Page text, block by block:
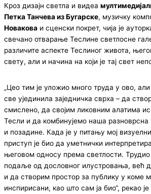
Кроз дизајн светла и видеа
Петка Танчева из Бугарске, музичку
Новакова и сценски покрет, чија је
свечано отварање Теслине светлосне
различите аспекте Теслиног живота,
свету, али и начина на који је тај свет
„Цео тим је уложио много труда у ово,
све ујединила заједничка сврха – да
смислено, да својим ликовним алатима
Тесли и да комбинујемо наша разноврсна
и позадине. Када је у питању мој
приступ је био да уметнички
његовом односу према светлости.
подаље од дословног илустровања, већ
и да створим простор за публику у коме
инспирисани, као што сам ја био“, рекао